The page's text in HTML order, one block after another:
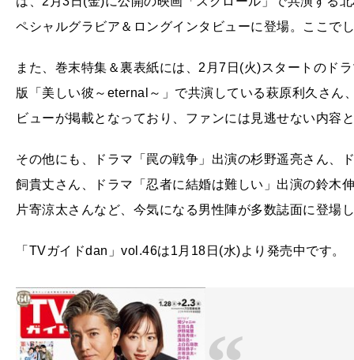
ペシャルグラビア＆ロングインタビューに登場。ここで
また、巻末特集＆裏表紙には、2月7日(火)スタートのド
版「美しい彼～eternal～」で共演している萩原利久さん
ビューが掲載となっており、ファンには見逃せない内容
その他にも、ドラマ「罠の戦争」出演の杉野遥亮さん、
飼貴丈さん、ドラマ「忍者に結婚は難しい」出演の鈴木
片寄涼太さんなど、今気になる男性陣が多数誌面に登場
「TVガイドdan」vol.46は1月18日(水)より発売中です。